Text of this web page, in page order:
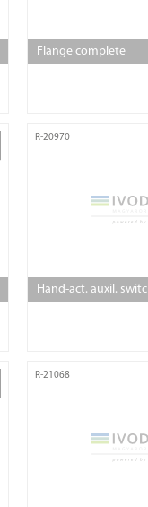
Flange complete
R-20970
Hand-act. auxil.
R-21068